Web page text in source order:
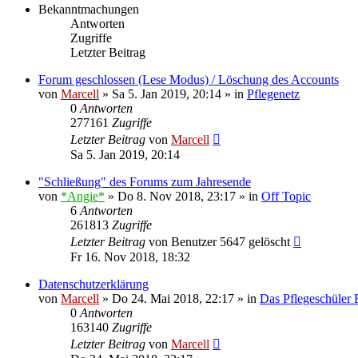
Bekanntmachungen
Antworten
Zugriffe
Letzter Beitrag
Forum geschlossen (Lese Modus) / Löschung des Accounts
von Marcell » Sa 5. Jan 2019, 20:14 » in Pflegenetz
0 Antworten
277161 Zugriffe
Letzter Beitrag von Marcell
Sa 5. Jan 2019, 20:14
"Schließung" des Forums zum Jahresende
von *Angie* » Do 8. Nov 2018, 23:17 » in Off Topic
6 Antworten
261813 Zugriffe
Letzter Beitrag von Benutzer 5647 gelöscht
Fr 16. Nov 2018, 18:32
Datenschutzerklärung
von Marcell » Do 24. Mai 2018, 22:17 » in Das Pflegeschüler
0 Antworten
163140 Zugriffe
Letzter Beitrag von Marcell